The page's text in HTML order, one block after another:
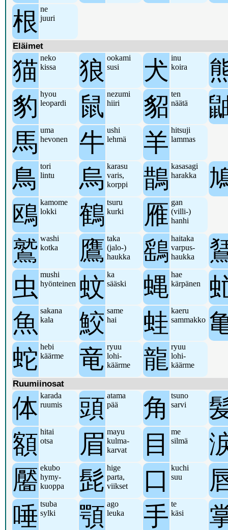
根 ne
juuri
Eläimet
猫 neko
kissa
狼 ookami
susi
犬 inu
koira
豹 hyou
leopardi
鼠 nezumi
hiiri
貂 ten
näätä
馬 uma
hevonen
牛 ushi
lehmä
羊 hitsuji
lammas
鳥 tori
lintu
烏 karasu
varis,
korppi
鵲 kasasagi
harakka
鴎 kamome
lokki
鶴 tsuru
kurki
雁 gan
(villi-)
hanhi
鷲 washi
kotka
鷹 taka
(jalo-)
haukka
鷂 haitaka
varpus-
haukka
虫 mushi
hyönteinen 蚊 ka
sääski
蝿 hae
kärpänen
魚 sakana
kala
鮫 same
hai
蛙 kaeru
sammakko
蛇 hebi
käärme
竜 ryuu
lohi-
käärme
龍 ryuu
lohi-
käärme
Ruumiinosat
体 karada
ruumis
頭 atama
pää
角
tsuno
sarvi
額 hitai
otsa
眉 mayu
kulma-
karvat
目
me
silmä
靨 ekubo
hymy-
kuoppa
髭 hige
parta,
viikset
口
kuchi
suu
唾 tsuba
sylki
顎 ago
leuka
手 te
käsi